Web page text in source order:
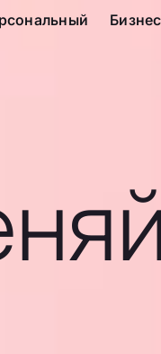
Бизнес